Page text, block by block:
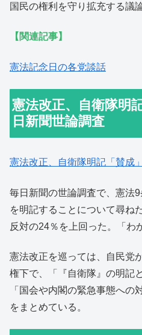
国民の権利を守り拡充する議
【関連記事】
憲法記念日の各党談話
憲法改正、自衛隊明
日新聞世論調査
憲法改正、自衛隊明記「賛
毎日新聞の世論調査で、憲法
を明記することについて尋ね
反対の24％を上回った。「わ
憲法改正を巡っては、自民党
権下で、「『自衛隊』の明記
「国会や内閣の緊急事態への
をまとめている。